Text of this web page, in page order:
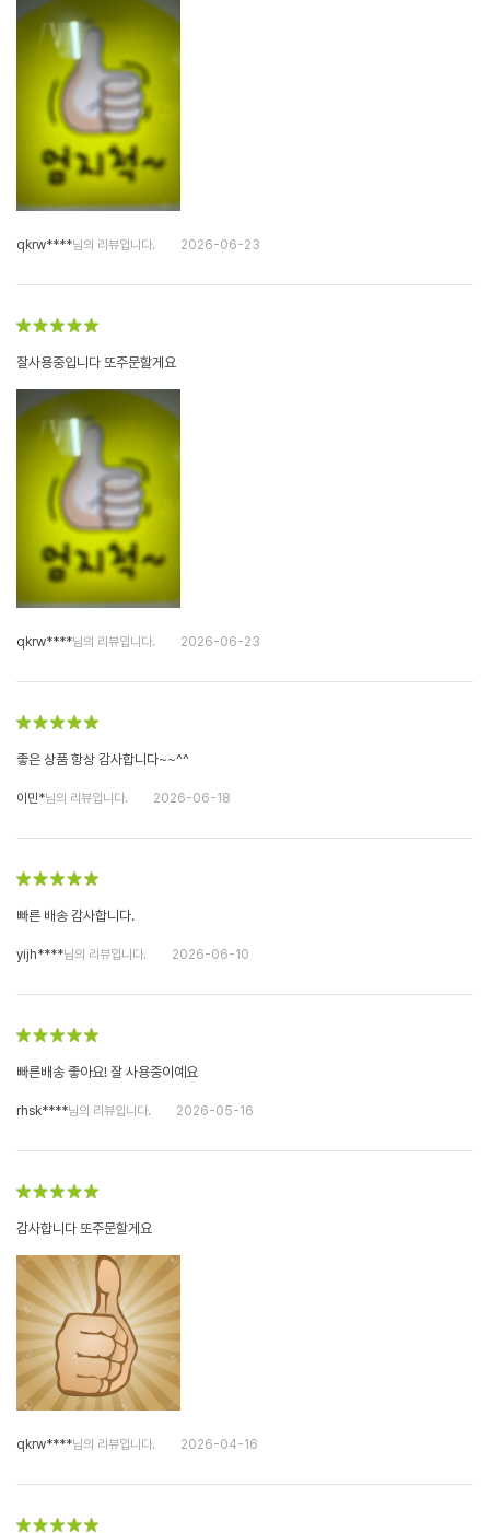
qkrw****님의 리뷰입니다. 2026-06-23
잘사용중입니다 또주문할게요
qkrw****님의 리뷰입니다. 2026-06-23
좋은 상품 항상 감사합니다~~^^
이민*님의 리뷰입니다. 2026-06-18
빠른 배송 감사합니다.
yijh****님의 리뷰입니다. 2026-06-10
빠른배송 좋아요! 잘 사용중이예요
rhsk****님의 리뷰입니다. 2026-05-16
감사합니다 또주문할게요
qkrw****님의 리뷰입니다. 2026-04-16